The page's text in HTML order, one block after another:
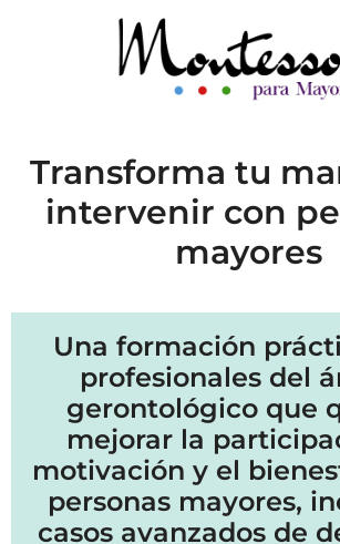
Transforma tu
intervenir con
mayores
Una formación
profesionales del
gerontológico que
mejorar la
motivación y el
personas mayores,
casos avanzados de